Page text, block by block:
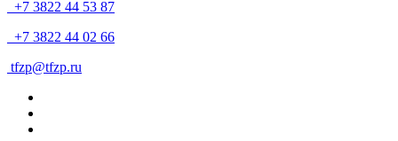
+7 3822 44 53 87
+7 3822 44 02 66
tfzp@tfzp.ru